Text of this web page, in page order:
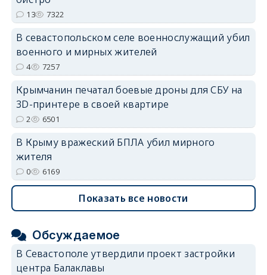
13 7322
В севастопольском селе военнослужащий убил
военного и мирных жителей
4 7257
Крымчанин печатал боевые дроны для СБУ на
3D-принтере в своей квартире
2 6501
В Крыму вражеский БПЛА убил мирного
жителя
0 6169
Показать все новости
Обсуждаемое
В Севастополе утвердили проект застройки
центра Балаклавы